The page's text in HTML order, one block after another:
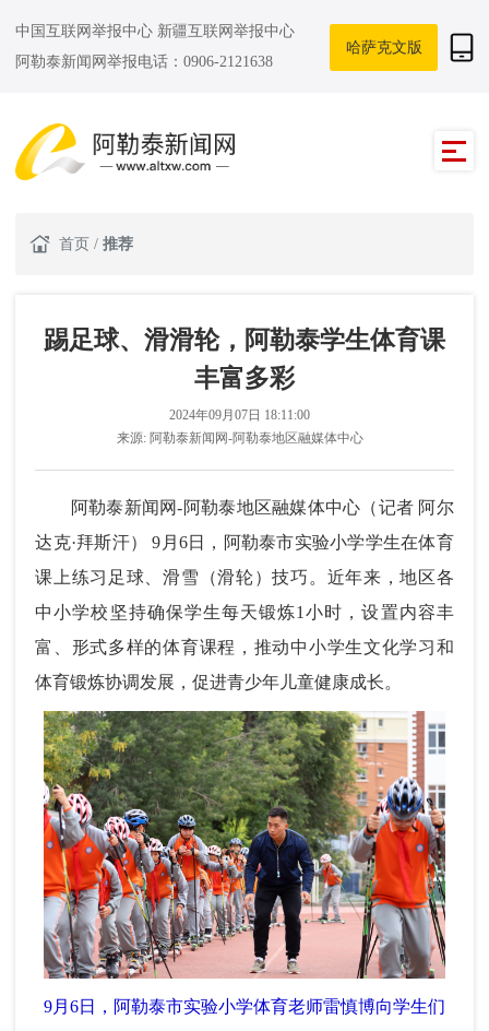
中国互联网举报中心 新疆互联网举报中心
阿勒泰新闻网举报电话：0906-2121638
哈萨克文版
首页 / 推荐
踢足球、滑滑轮，阿勒泰学生体育课
丰富多彩
2024年09月07日 18:11:00
来源: 阿勒泰新闻网-阿勒泰地区融媒体中心
阿勒泰新闻网-阿勒泰地区融媒体中心（记者 阿尔
达克·拜斯汗） 9月6日，阿勒泰市实验小学学生在体育
课上练习足球、滑雪（滑轮）技巧。近年来，地区各
中小学校坚持确保学生每天锻炼1小时，设置内容丰
富、形式多样的体育课程，推动中小学生文化学习和
体育锻炼协调发展，促进青少年儿童健康成长。
9月6日，阿勒泰市实验小学体育老师雷慎博向学生们